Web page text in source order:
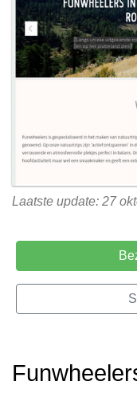
Laatste update: 27